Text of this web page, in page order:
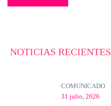
NOTICIAS RECIENTES
COMUNICADO
31 julio, 2026